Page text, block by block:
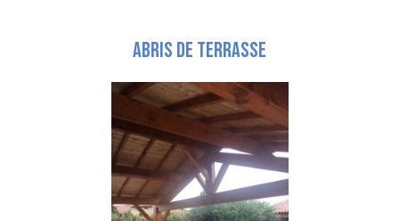
ABRIS DE TERRASSE